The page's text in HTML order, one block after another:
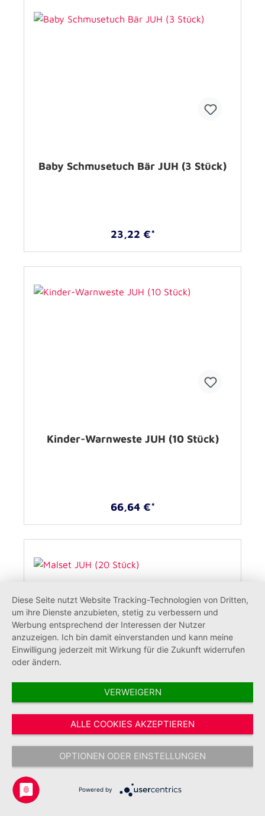
Baby Schmusetuch Bär JUH (3 Stück)
23,22 €*
Kinder-Warnweste JUH (10 Stück)
66,64 €*
Malset JUH (20 Stück)
Diese Seite nutzt Website Tracking-Technologien von Dritten,
um ihre Dienste anzubieten, stetig zu verbessern und
Werbung entsprechend der Interessen der Nutzer
anzuzeigen. Ich bin damit einverstanden und kann meine
Einwilligung jederzeit mit Wirkung für die Zukunft widerrufen
oder ändern.
VERWEIGERN
ALLE COOKIES AKZEPTIEREN
OPTIONEN ODER EINSTELLUNGEN
Powered by